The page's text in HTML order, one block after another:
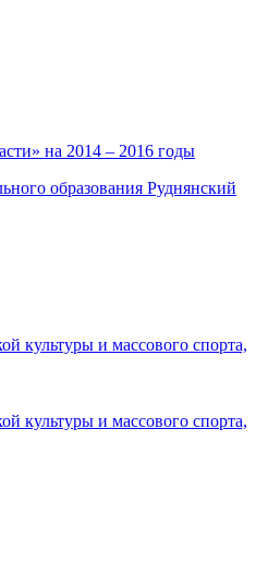
на 2014 – 2016 годы
образования Руднянский
культуры и массового спорта,
культуры и массового спорта,